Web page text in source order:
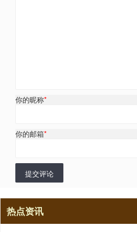
你的昵称*
你的邮箱*
提交评论
热点资讯